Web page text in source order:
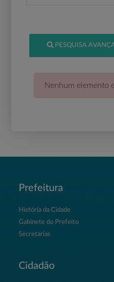
PESQUISA
Nenhum elemento
Prefeitura
História da Cidade
Gabinete do Prefeito
Secretarias
Cidadão